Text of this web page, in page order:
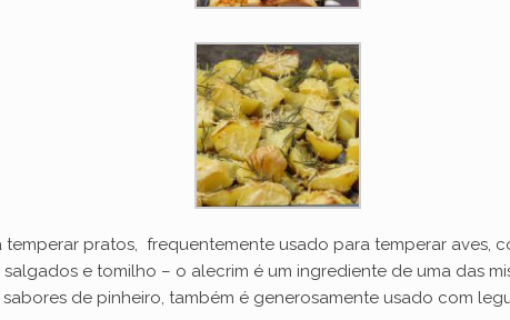
pratos, frequentemente usado para temperar aves,
e tomilho – o alecrim é um ingrediente de uma das
de pinheiro, também é generosamente usado com